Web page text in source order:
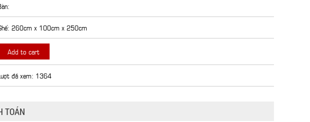
260cm x 100cm x 250cm
Add to cart
đã xem: 1364
TOÁN